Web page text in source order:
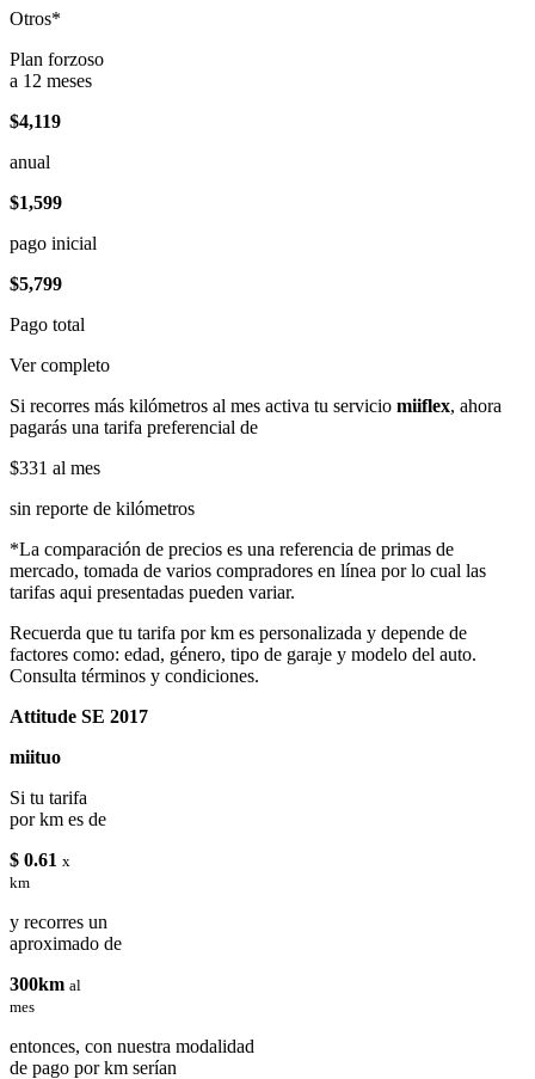
Otros*
Plan forzoso
a 12 meses
$4,119
anual
$1,599
pago inicial
$5,799
Pago total
Ver completo
Si recorres más kilómetros al mes activa tu servicio miiflex, ahora
pagarás una tarifa preferencial de
$331 al mes
sin reporte de kilómetros
*La comparación de precios es una referencia de primas de
mercado, tomada de varios compradores en línea por lo cual las
tarifas aqui presentadas pueden variar.
Recuerda que tu tarifa por km es personalizada y depende de
factores como: edad, género, tipo de garaje y modelo del auto.
Consulta términos y condiciones.
Attitude SE 2017
miituo
Si tu tarifa
por km es de
$ 0.61 x
km
y recorres un
aproximado de
300km al
mes
entonces, con nuestra modalidad
de pago por km serían